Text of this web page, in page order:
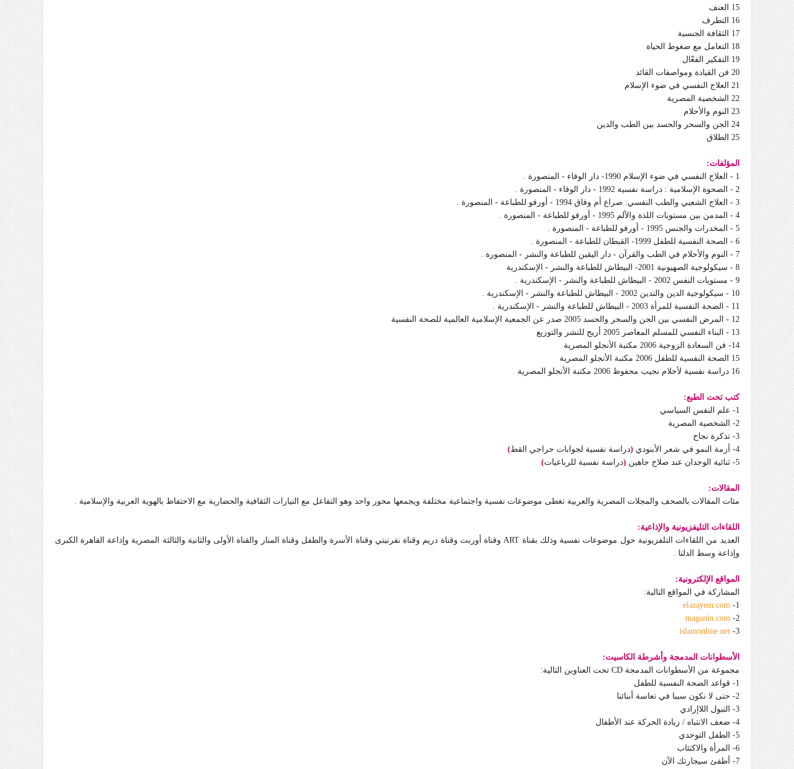
15 العنف
16 التطرف
17 الثقافة الجنسية
18 التعامل مع ضغوط الحياة
19 التفكير الفعّال
20 فن القيادة ومواصفات القائد
21 العلاج النفسي في ضوء الإسلام
22 الشخصية المصرية
23 النوم والأحلام
24 الجن والسحر والحسد بين الطب والدين
25 الطلاق
المؤلفات:
1 - العلاج النفسي في ضوء الإسلام 1990- دار الوفاء - المنصورة .
2 - الصحوة الإسلامية : دراسة نفسية 1992 - دار الوفاء - المنصورة .
3 - العلاج الشعبي والطب النفسي: صراع أم وفاق 1994 - أورفو للطباعة - المنصورة .
4 - المدمن بين مستويات اللذة والألم 1995 - أورفو للطباعة - المنصورة .
5 - المخدرات والجنس 1995 - أورفو للطباعة - المنصورة .
6 - الصحة النفسية للطفل 1999- القبطان للطباعة - المنصورة .
7 - النوم والأحلام في الطب والقرآن - دار اليقين للطباعة والنشر - المنصورة .
8 - سيكولوجية الصهيونية 2001- البيطاش للطباعة والنشر - الإسكندرية
9 - مستويات النفس 2002 - البيطاش للطباعة والنشر - الإسكندرية .
10 - سيكولوجية الدين والتدين 2002 - البيطاش للطباعة والنشر - الإسكندرية .
11 - الصحة النفسية للمرأة 2003 - البيطاش للطباعة والنشر - الإسكندرية .
12 - المرض النفسي بين الجن والسحر والحسد 2005 صدر عن الجمعية الإسلامية العالمية للصحة النفسية
13 - البناء النفسي للمسلم المعاصر 2005 أريج للنشر والتوزيع
14- فن السعادة الزوجية 2006 مكتبة الأنجلو المصرية
15 الصحة النفسية للطفل 2006 مكتبة الأنجلو المصرية
16 دراسة نفسية لأحلام نجيب محفوظ 2006 مكتبة الأنجلو المصرية
كتب تحت الطبع:
1- علم النفس السياسي
2- الشخصية المصرية
3- تذكرة نجاح
4- أزمة النمو في شعر الأبنودي
(دراسة نفسية لجوابات حراجي القط)
5- ثنائية الوجدان عند صلاح جاهين
(دراسة نفسية للرباعيات)
المقالات:
مئات المقالات بالصحف والمجلات المصرية والعربية تغطى موضوعات نفسية واجتماعية مختلفة ويجمعها محور واحد وهو التفاعل مع التيارات الثقافية والحضارية مع الاحتفاظ بالهوية العربية والإسلامية .
اللقاءات التليفزيونية والإذاعية:
العديد من اللقاءات التلفزيونية حول موضوعات نفسية وذلك بقناة ART وقناة أوربت وقناة دريم وقناة نفرتيتي وقناة الأسرة والطفل وقناة المنار والقناة الأولى والثانية والثالثة المصرية وإذاعة القاهرة الكبرى
وإذاعة وسط الدلتا .
المواقع الإلكترونية:
المشاركة في المواقع التالية:
1-
elazayem.com
2-
maganin.com
3-
islamonline.net
الأسطوانات المدمجة وأشرطة الكاسيت:
مجموعة من الأسطوانات المدمجة CD تحت العناوين التالية:
1- قواعد الصحة النفسية للطفل
2- حتى لا نكون سببا في تعاسة أبنائنا
3- التبول اللاإرادي
4- ضعف الانتباه / زيادة الحركة عند الأطفال
5- الطفل التوحدي
6- المرأة والاكتئاب
7- أطفئ سيجارتك الآن